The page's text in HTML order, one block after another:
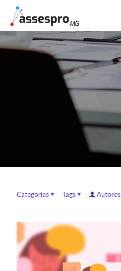
Categorias Tags Autores